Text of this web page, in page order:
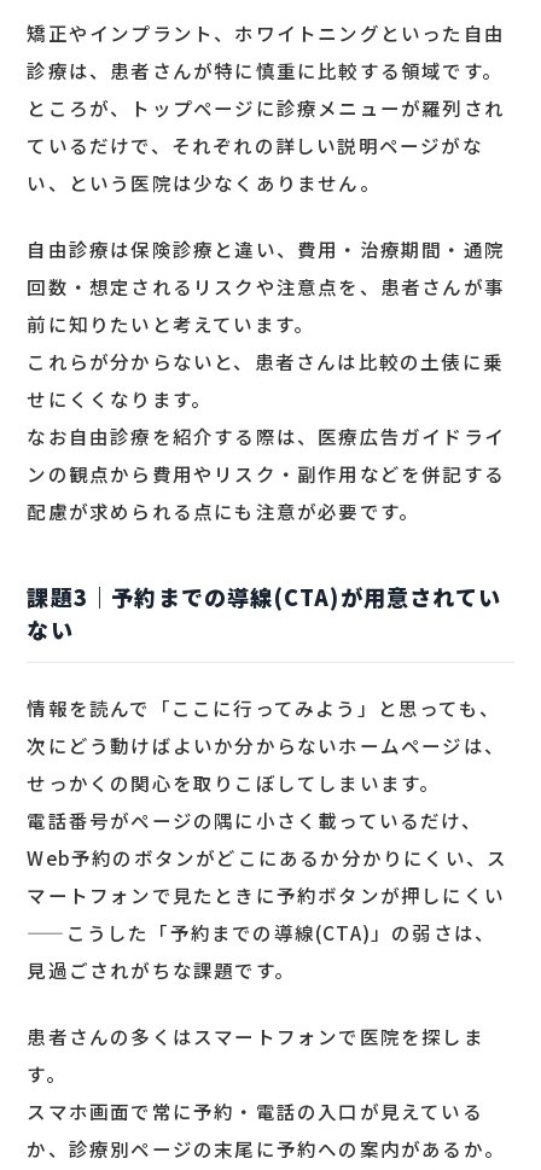
矯正やインプラント、ホワイトニングといった自由
診療は、患者さんが特に慎重に比較する領域です。
ところが、トップページに診療メニューが羅列され
ているだけで、それぞれの詳しい説明ページがな
い、という医院は少なくありません。
自由診療は保険診療と違い、費用・治療期間・通院
回数・想定されるリスクや注意点を、患者さんが事
前に知りたいと考えています。
これらが分からないと、患者さんは比較の土俵に乗
せにくくなります。
なお自由診療を紹介する際は、医療広告ガイドライ
ンの観点から費用やリスク・副作用などを併記する
配慮が求められる点にも注意が必要です。
課題3｜予約までの導線(CTA)が用意されてい
ない
情報を読んで「ここに行ってみよう」と思っても、
次にどう動けばよいか分からないホームページは、
せっかくの関心を取りこぼしてしまいます。
電話番号がページの隅に小さく載っているだけ、
Web予約のボタンがどこにあるか分かりにくい、ス
マートフォンで見たときに予約ボタンが押しにくい
——こうした「予約までの導線(CTA)」の弱さは、
見過ごされがちな課題です。
患者さんの多くはスマートフォンで医院を探しま
す。
スマホ画面で常に予約・電話の入口が見えている
か、診療別ページの末尾に予約への案内があるか。